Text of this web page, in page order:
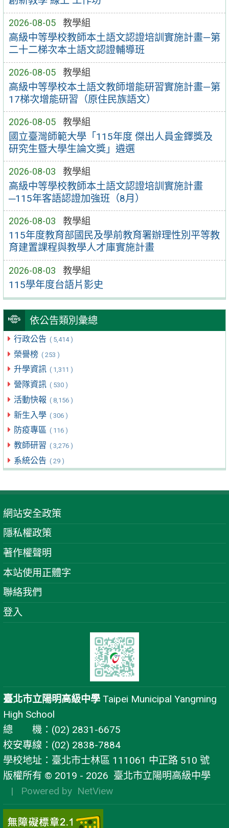
2026-08-05 教學組
高級中等學校教師本土語文認證培訓實施計畫—第
二十二梯次本土語文認證輔導班
2026-08-05 教學組
高級中等學校本土語文教師增能研習實施計畫—第
17梯次增能研習（原住民族語文）
2026-08-05 教學組
國立臺灣師範大學「115年度 傑出人員金鐸獎及
研究生暨大學生論文獎」遴選
2026-08-03 教學組
高級中等學校教師本土語文認證培訓實施計畫
─115年客語認證加強班（8月）
2026-08-03 教學組
115年度教育部國民及學前教育署辦理性別平等教
育建置課程與教學人才庫實施計畫
2026-08-03 教學組
115學年度台語片影史
依公告類別彙總
行政公告 ( 5,414 )
榮譽榜 ( 253 )
升學資訊 ( 1,311 )
營隊資訊 ( 530 )
活動快報 ( 8,156 )
新生入學 ( 306 )
防疫專區 ( 116 )
教師研習 ( 3,276 )
系統公告 ( 29 )
網站安全政策
隱私權政策
著作權聲明
本站使用正體字
聯絡我們
登入
臺北市立陽明高級中學 Taipei Municipal Yangming
High School
總 機：(02) 2831-6675
校安專線：(02) 2838-7884
學校地址：臺北市士林區 111061 中正路 510 號
版權所有 © 2019 - 2026 臺北市立陽明高級中學
| Powered by NetView